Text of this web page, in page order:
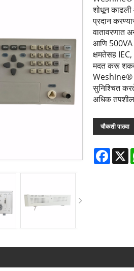
शोधून काढली
प्रदान
वातावरणात
आणि 500VA
क्षमतेसह
मदत करू
Weshine®
सुनिश्चित
अधिक
चौकशी पाठवा
X